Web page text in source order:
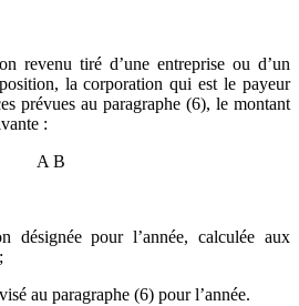
revenu tiré d’une entreprise ou d’un
la corporation qui est le payeur
prévues au paragraphe (6), le montant
:
A B
désignée pour l’année, calculée aux
au paragraphe (6) pour l’année.